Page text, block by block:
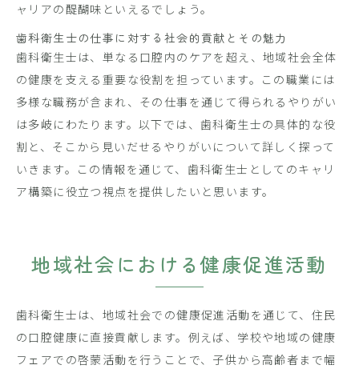
ャリアの醍醐味といえるでしょう。
歯科衛生士の仕事に対する社会的貢献とその魅力
歯科衛生士は、単なる口腔内のケアを超え、地域社会全体
の健康を支える重要な役割を担っています。この職業には
多様な職務が含まれ、その仕事を通じて得られるやりがい
は多岐にわたります。以下では、歯科衛生士の具体的な役
割と、そこから見いだせるやりがいについて詳しく探って
いきます。この情報を通じて、歯科衛生士としてのキャリ
ア構築に役立つ視点を提供したいと思います。
地域社会における健康促進活動
歯科衛生士は、地域社会での健康促進活動を通じて、住民
の口腔健康に直接貢献します。例えば、学校や地域の健康
フェアでの啓蒙活動を行うことで、子供から高齢者まで幅